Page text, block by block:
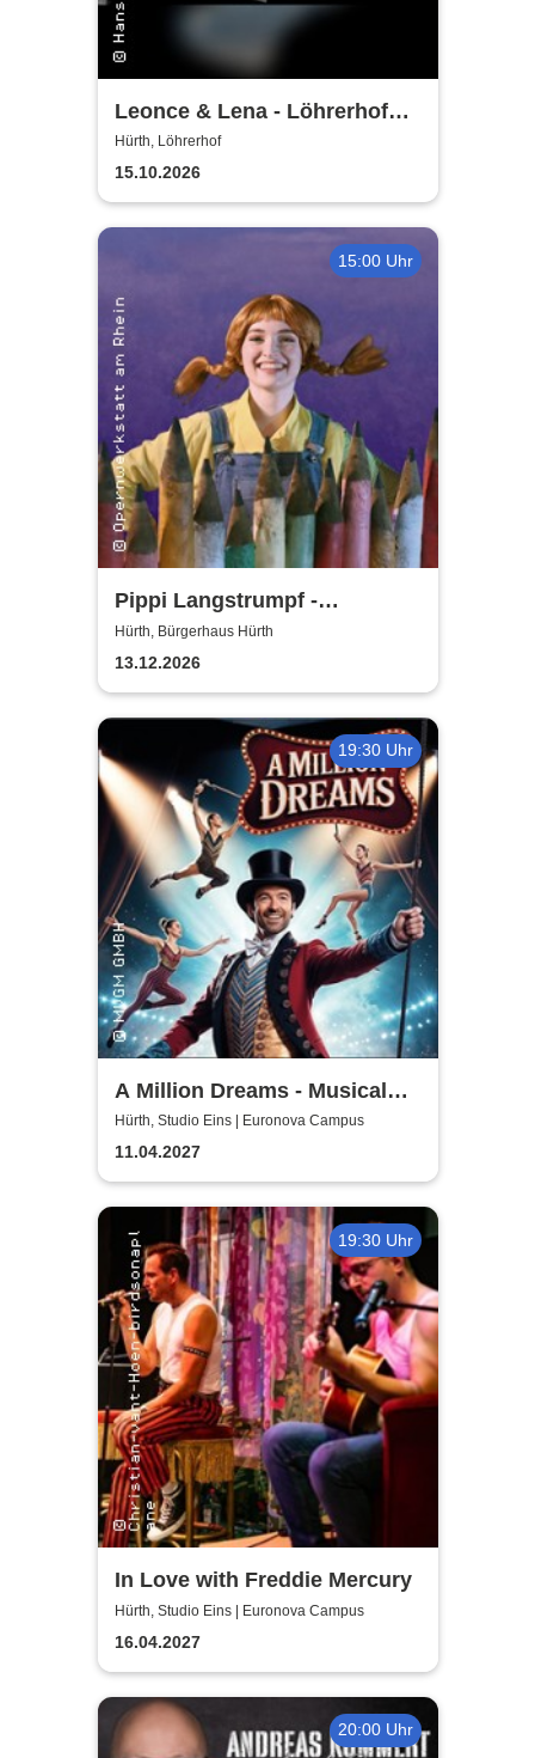
Leonce & Lena - Löhrerhof
Hürth
Hürth, Löhrerhof
15.10.2026
15:00 Uhr
Pippi Langstrumpf -
Bürgerhaus Hürth
Hürth, Bürgerhaus Hürth
13.12.2026
19:30 Uhr
A Million Dreams - Musical
Circus Show
Hürth, Studio Eins | Euronova Campus
11.04.2027
19:30 Uhr
In Love with Freddie Mercury
Hürth, Studio Eins | Euronova Campus
16.04.2027
20:00 Uhr